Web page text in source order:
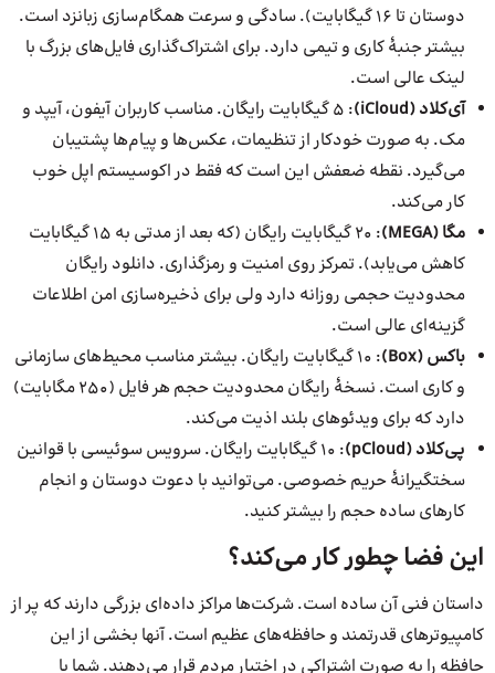
دوستان تا ۱۶ گیگابایت). سادگی و سرعت همگام‌سازی زبانزد است.
بیشتر جنبهٔ کاری و تیمی دارد. برای اشتراک‌گذاری فایل‌های بزرگ با
لینک عالی است.
آی‌کلاد (iCloud)
: ۵ گیگابایت رایگان. مناسب کاربران آیفون، آیپد و
مک. به صورت خودکار از تنظیمات، عکس‌ها و پیام‌ها پشتیبان
می‌گیرد. نقطه ضعفش این است که فقط در اکوسیستم اپل خوب
کار می‌کند.
مگا (MEGA)
: ۲۰ گیگابایت رایگان (که بعد از مدتی به ۱۵ گیگابایت
کاهش می‌یابد). تمرکز روی امنیت و رمزگذاری. دانلود رایگان
محدودیت حجمی روزانه دارد ولی برای ذخیره‌سازی امن اطلاعات
گزینه‌ای عالی است.
باکس (Box)
: ۱۰ گیگابایت رایگان. بیشتر مناسب محیط‌های سازمانی
و کاری است. نسخهٔ رایگان محدودیت حجم هر فایل (۲۵۰ مگابایت)
دارد که برای ویدئوهای بلند اذیت می‌کند.
پی‌کلاد (pCloud)
: ۱۰ گیگابایت رایگان. سرویس سوئیسی با قوانین
سختگیرانهٔ حریم خصوصی. می‌توانید با دعوت دوستان و انجام
کارهای ساده حجم را بیشتر کنید.
این فضا چطور کار می‌کند؟
داستان فنی آن ساده است. شرکت‌ها مراکز داده‌ای بزرگی دارند که پر از
کامپیوترهای قدرتمند و حافظه‌های عظیم است. آنها بخشی از این
حافظه را به صورت اشتراکی در اختیار مردم قرار می‌دهند. شما با